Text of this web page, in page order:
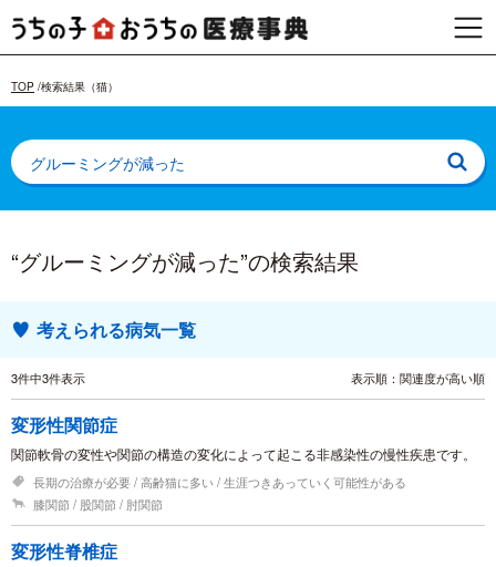
TOP 検索結果（猫）
“グルーミングが減った”の検索結果
考えられる病気一覧
3件中3件表示 表示順：関連度が高い順
変形性関節症
関節軟骨の変性や関節の構造の変化によって起こる非感染性の慢性疾患です。
長期の治療が必要 高齢猫に多い 生涯つきあっていく可能性がある
膝関節
股関節 肘関節
変形性脊椎症